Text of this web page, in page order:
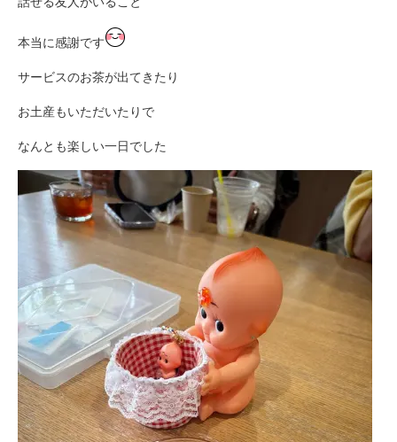
本当に感謝です
サービスのお茶が出てきたり
お土産もいただいたりで
なんとも楽しい一日でした